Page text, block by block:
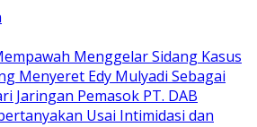
Menggelar Sidang Kasus
Menyeret Edy Mulyadi Sebagai
Jaringan Pemasok PT. DAB
Usai Intimidasi dan